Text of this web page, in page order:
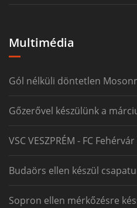
Multimédia
Gól nélküli döntetlen
Gőzerővel készülünk a
Budaörs ellen készül
Sopron ellen mérkőzésre